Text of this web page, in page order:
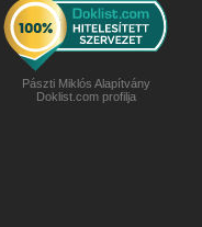
Pászti Miklós Alapítvány
Doklist.com profilja